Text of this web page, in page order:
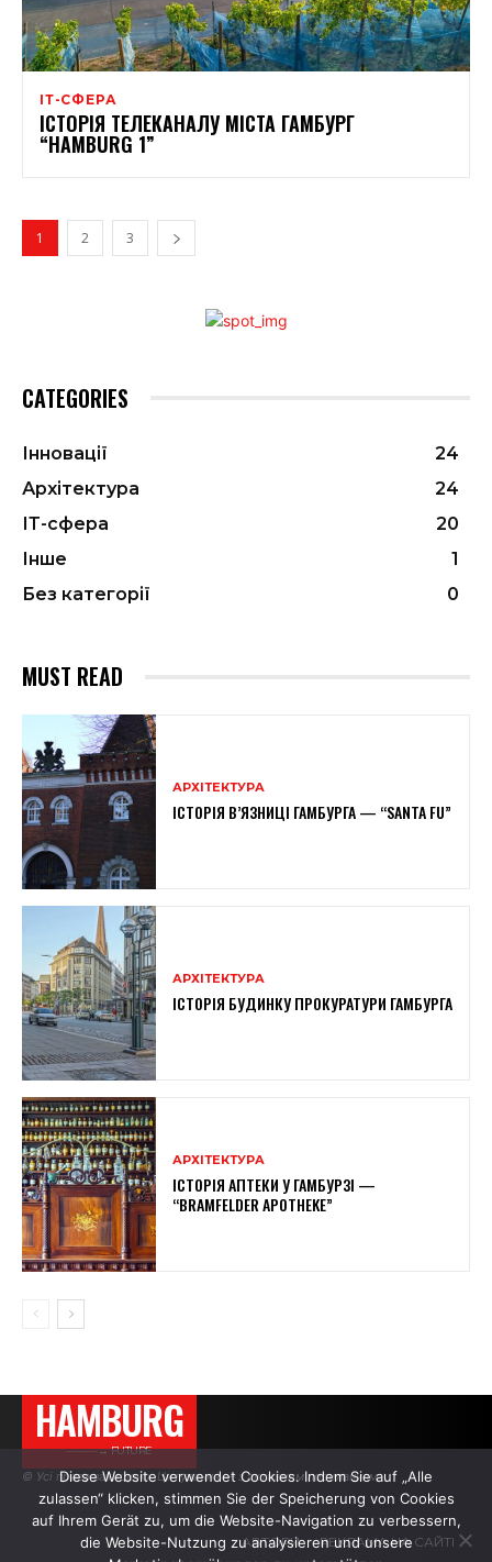
ІТ-СФЕРА
ІСТОРІЯ ТЕЛЕКАНАЛУ МІСТА ГАМБУРГ
“HAMBURG 1”
1 2 3
CATEGORIES
Інновації
24
Архітектура
24
ІТ-сфера
20
Інше
1
Без категорії
0
MUST READ
АРХІТЕКТУРА
ІСТОРІЯ В’ЯЗНИЦІ ГАМБУРГА — “SANTA FU”
АРХІТЕКТУРА
ІСТОРІЯ БУДИНКУ ПРОКУРАТУРИ ГАМБУРГА
АРХІТЕКТУРА
ІСТОРІЯ АПТЕКИ У ГАМБУРЗІ —
“BRAMFELDER APOTHEKE”
HAMBURG
———→ FUTURE
© Усі права захищено. Цитування — з активним посиланням.
АВТОРИ РЕКЛАМА НА САЙТІ
Diese Website verwendet Cookies. Indem Sie auf „Alle
zulassen“ klicken, stimmen Sie der Speicherung von Cookies
auf Ihrem Gerät zu, um die Website-Navigation zu verbessern,
die Website-Nutzung zu analysieren und unsere